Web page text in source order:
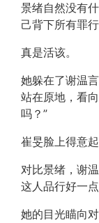
景绪自然没有
己背下所有罪行
真是活该。
她躲在了谢温
站在原地，看
吗？”
崔旻脸上得意起
对比景绪，谢
这人品行好一点
她的目光瞄向